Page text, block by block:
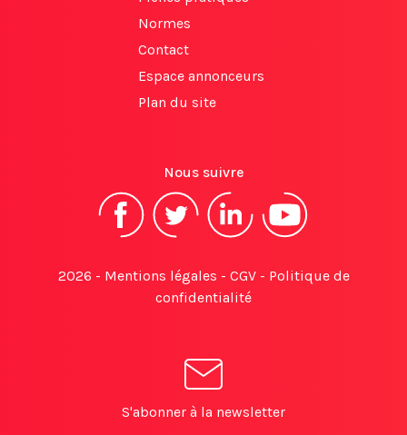
Normes
Contact
Espace annonceurs
Plan du site
Nous suivre
2026 - Mentions légales - CGV- Politique de
confidentialité
S'abonner à la newsletter